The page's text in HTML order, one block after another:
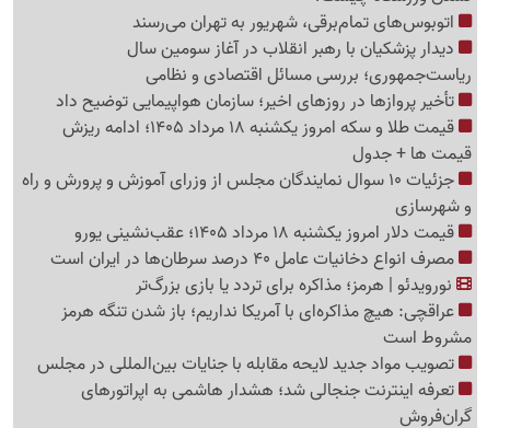
اتوبوس‌های تمام‌برقی، شهریور به تهران می‌رسند
دیدار پزشکیان با رهبر انقلاب در آغاز سومین سال
ریاست‌جمهوری؛ بررسی مسائل اقتصادی و نظامی
تأخیر پروازها در روزهای اخیر؛ سازمان هواپیمایی توضیح داد
قیمت طلا و سکه امروز یکشنبه 18 مرداد 1405؛ ادامه ریزش
قیمت ها + جدول
جزئیات 10 سوال نمایندگان مجلس از وزرای آموزش و پرورش و راه
و شهرسازی
قیمت دلار امروز یکشنبه 18 مرداد 1405؛ عقب‌نشینی یورو
مصرف انواع دخانیات عامل 40 درصد سرطان‌ها در ایران است
نورویدئو | هرمز؛ مذاکره برای تردد یا بازی بزرگ‌تر
عراقچی: هیچ مذاکره‌ای با آمریکا نداریم؛ باز شدن تنگه هرمز
مشروط است
تصویب مواد جدید لایحه مقابله با جنایات بین‌المللی در مجلس
تعرفه اینترنت جنجالی شد؛ هشدار هاشمی به اپراتورهای
گرا‌ن‌فروش